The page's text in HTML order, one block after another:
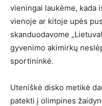
vieningai laukėme, kada
vienoje ar kitoje upės
skanduodavome
gyvenimo akimirkų
sportininkė.
Uteniškė disko metikė
patekti į olimpines